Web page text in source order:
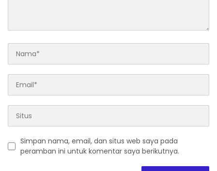
Simpan nama, email, dan situs web saya pada
peramban ini untuk komentar saya berikutnya.